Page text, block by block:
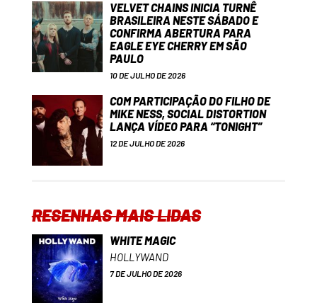
VELVET CHAINS INICIA TURNÊ
BRASILEIRA NESTE SÁBADO E
CONFIRMA ABERTURA PARA
EAGLE EYE CHERRY EM SÃO
PAULO
10 DE JULHO DE 2026
COM PARTICIPAÇÃO DO FILHO DE
MIKE NESS, SOCIAL DISTORTION
LANÇA VÍDEO PARA “TONIGHT”
12 DE JULHO DE 2026
RESENHAS MAIS LIDAS
WHITE MAGIC
HOLLYWAND
7 DE JULHO DE 2026